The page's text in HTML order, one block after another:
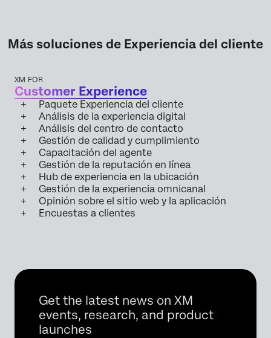
Más soluciones de Experiencia del cliente
XM FOR
Customer Experience
Paquete Experiencia del cliente
Análisis de la experiencia digital
Análisis del centro de contacto
Gestión de calidad y cumplimiento
Capacitación del agente
Gestión de la reputación en línea
Hub de experiencia en la ubicación
Gestión de la experiencia omnicanal
Opinión sobre el sitio web y la aplicación
Encuestas a clientes
Get the latest news on XM
events, research, and product
launches